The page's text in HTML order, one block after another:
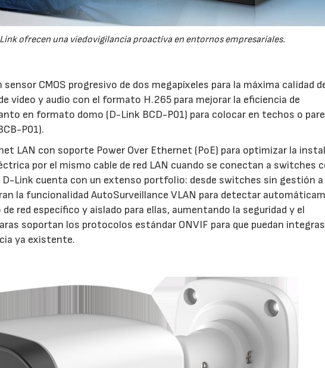
ofrecen una viedovigilancia proactiva en entornos empresariales.
CMOS progresivo de dos megapíxeles para la máxima calidad
vídeo y audio con el formato H.265 para mejorar la eficiencia de
en formato domo (D-Link BCD-P01) para colocar en techos o
P01).
LAN con soporte Power Over Ethernet (PoE) para optimizar la
por el mismo cable de red LAN cuando se conectan a switches
D-Link cuenta con un extenso portfolio: desde switches sin gestión a
la funcionalidad AutoSurveillance VLAN para detectar
red específico y aislado para ellas, aumentando la seguridad y el
soportan los protocolos estándar ONVIF para que puedan
ya existente.